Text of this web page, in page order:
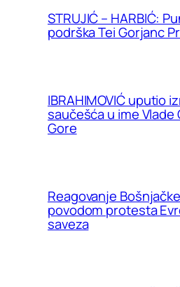
STRUJIĆ – HARBIĆ:
podrška Tei Gorjanc
IBRAHIMOVIĆ uputio
saučešća u ime Vlade
Gore
Reagovanje
povodom protesta
saveza